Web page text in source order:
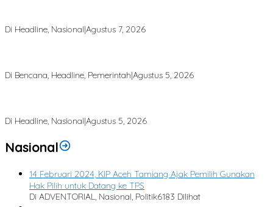
Di Headline, Nasional|Agustus 7, 2026
Di Bencana, Headline, Pemerintah|Agustus 5, 2026
Di Headline, Nasional|Agustus 5, 2026
Nasional
14 Februari 2024, KIP Aceh Tamiang Ajak Pemilih Gunakan
Hak Pilih untuk Datang ke TPS
Di ADVENTORIAL, Nasional, Politik6183 Dilihat